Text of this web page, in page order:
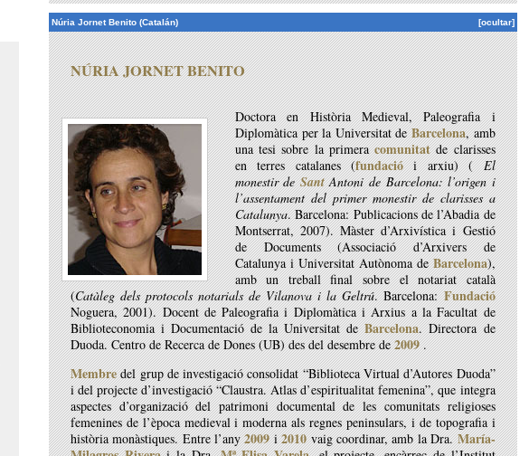
[ocultar]
Núria Jornet Benito (Catalán)
NÚRIAJORNETBENITO
Doctora en Història Medieval, Paleografia i
Diplomàtica per la Universitat deBarcelona, amb
una tesi sobre la primeracomunitatde clarisses
en terres catalanes (fundaciói arxiu) (El
monestir deSantAntoni de Barcelona: l’origen i
l’assentament del primer monestir de clarisses a
Catalunya. Barcelona: Publicacions de l’Abadia de
Montserrat, 2007). Màster d’Arxivística i Gestió
de Documents (Associació d’Arxivers de
Catalunya i Universitat Autònoma deBarcelona),
amb un treball final sobre el notariat català
(Catàleg dels protocols notarials de Vilanova i la Geltrú. Barcelona:Fundació
Noguera, 2001). Docent de Paleografia i Diplomàtica i Arxius a la Facultat de
Biblioteconomia i Documentació de la Universitat deBarcelona. Directora de
Duoda. Centro de Recerca de Dones (UB) des del desembre de2009.
Membredel grup de investigació consolidat “Biblioteca Virtual d’Autores Duoda”
i del projecte d’investigació “Claustra. Atlas d’espiritualitat femenina”, que integra
aspectes d’organizació del patrimoni documental de les comunitats religioses
femenines de l’època medieval i moderna als regnes peninsulars, i de topografia i
història monàstiques. Entre l’any2009i2010vaig coordinar, amb la Dra.María-